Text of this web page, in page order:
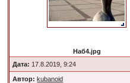
Наб4.jpg
Дата: 17.8.2019, 9:24
Автор: kubanoid